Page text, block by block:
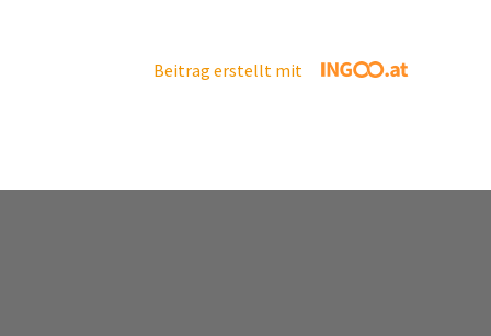
Beitrag erstellt mit